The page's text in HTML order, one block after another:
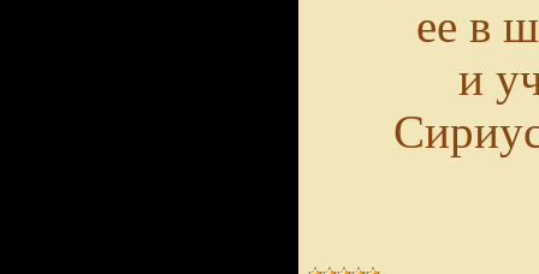
ее в
и